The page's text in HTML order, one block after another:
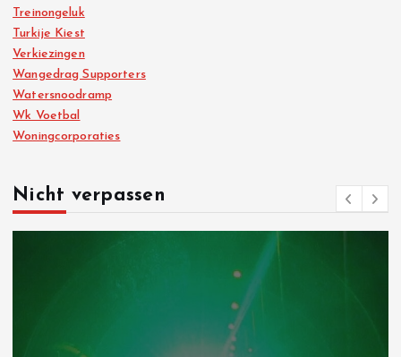
Treinongeluk
Turkije Kiest
Verkiezingen
Wangedrag Supporters
Watersnoodramp
Wk Voetbal
Woningcorporaties
Nicht verpassen